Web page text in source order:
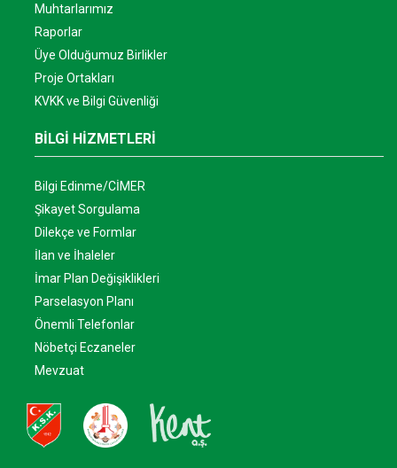
Muhtarlarımız
Raporlar
Üye Olduğumuz Birlikler
Proje Ortakları
KVKK ve Bilgi Güvenliği
BİLGİ HİZMETLERİ
Bilgi Edinme/CİMER
Şikayet Sorgulama
Dilekçe ve Formlar
İlan ve İhaleler
İmar Plan Değişiklikleri
Parselasyon Planı
Önemli Telefonlar
Nöbetçi Eczaneler
Mevzuat